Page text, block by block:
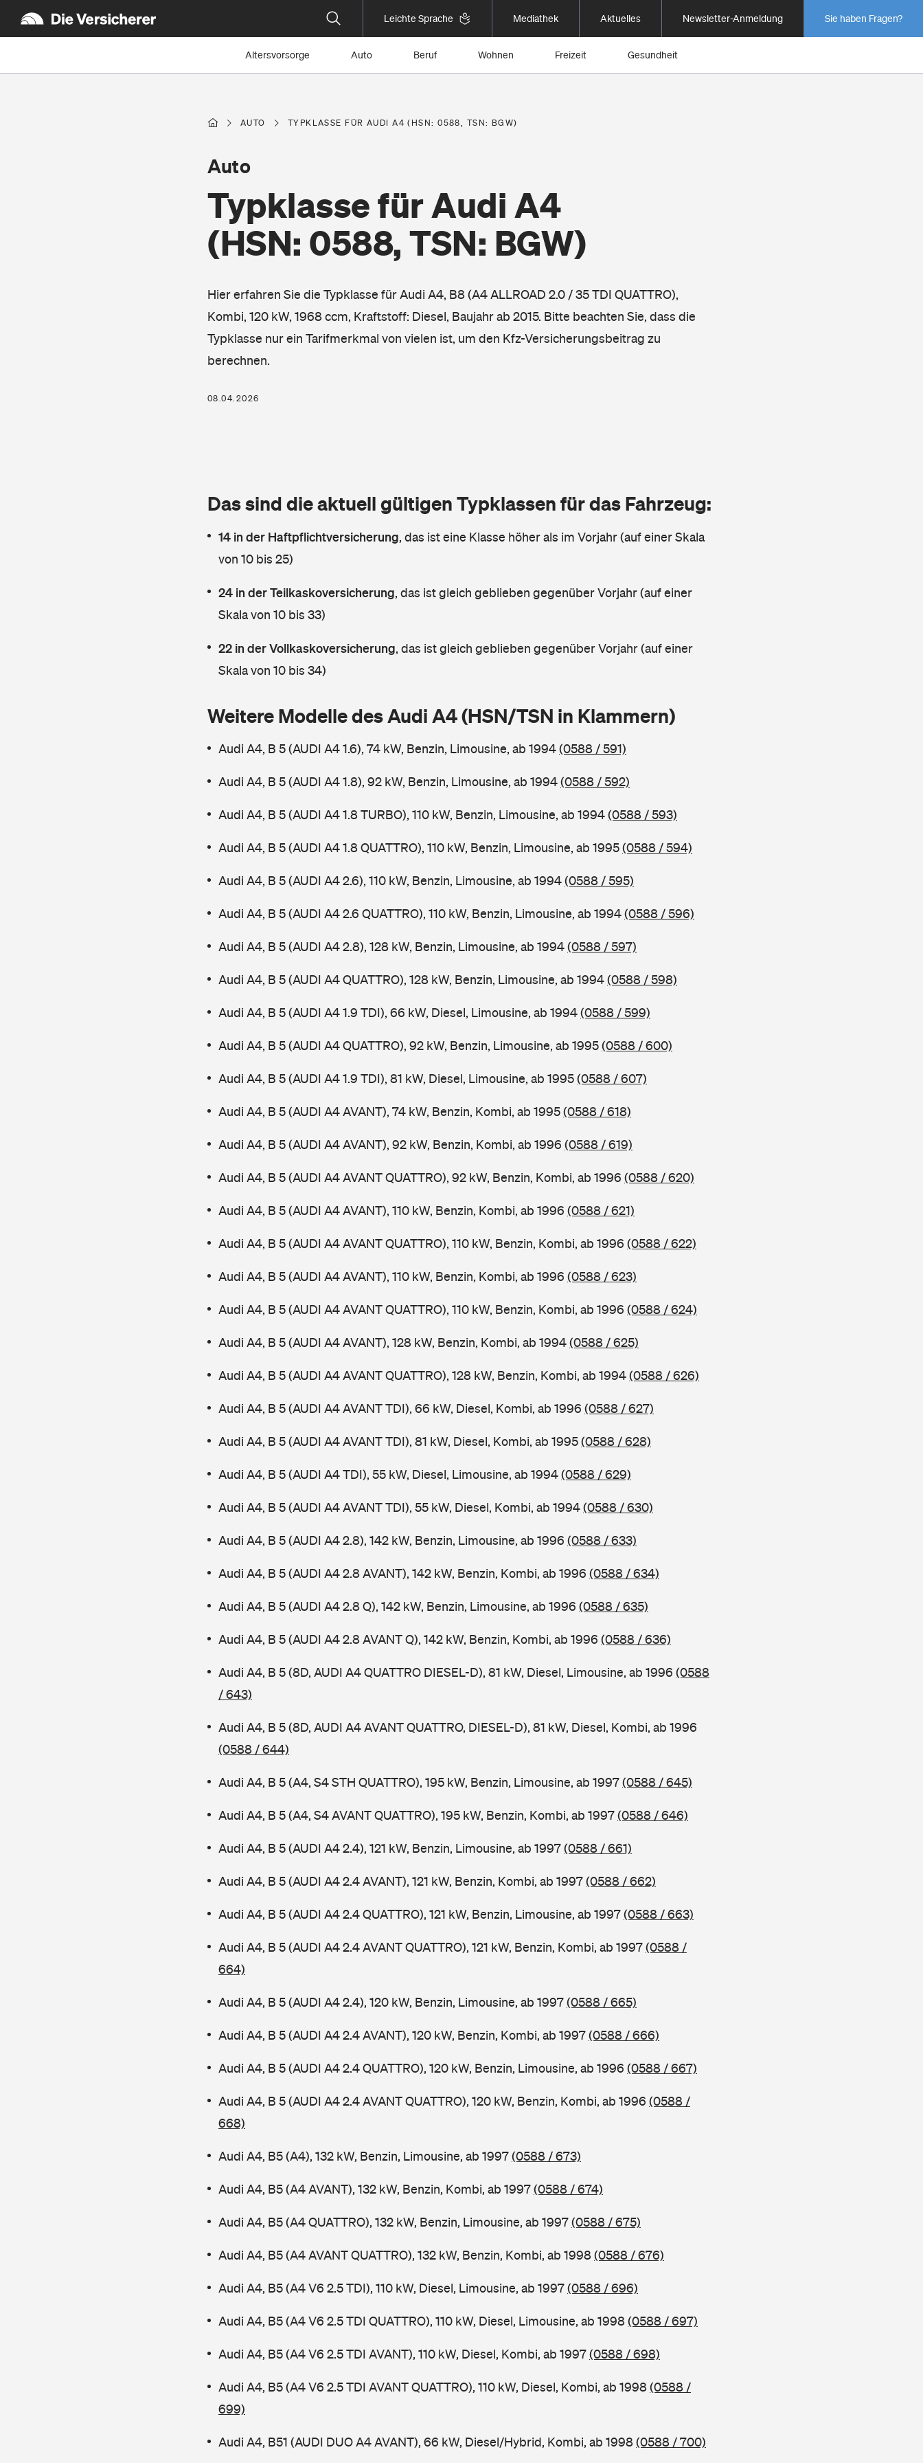
Leichte Sprache Mediathek Aktuelles Newsletter-Anmeldung Sie haben Fragen?
Altersvorsorge Auto Beruf Wohnen Freizeit Gesundheit
AUTO TYPKLASSE FÜR AUDI A4 (HSN: 0588, TSN: BGW)
Typklasse für Audi A4
(HSN: 0588, TSN: BGW)
Auto
Hier erfahren Sie die Typklasse für Audi A4, B8 (A4 ALLROAD 2.0 / 35 TDI QUATTRO),
Kombi, 120 kW, 1968 ccm, Kraftstoff: Diesel, Baujahr ab 2015. Bitte beachten Sie, dass die
Typklasse nur ein Tarifmerkmal von vielen ist, um den Kfz-Versicherungsbeitrag zu
berechnen.
08.04.2026
Das sind die aktuell gültigen Typklassen für das Fahrzeug:
14 in der Haftpflichtversicherung, das ist eine Klasse höher als im Vorjahr (auf einer Skala
von 10 bis 25)
24 in der Teilkaskoversicherung, das ist gleich geblieben gegenüber Vorjahr (auf einer
Skala von 10 bis 33)
22 in der Vollkaskoversicherung, das ist gleich geblieben gegenüber Vorjahr (auf einer
Skala von 10 bis 34)
Weitere Modelle des Audi A4 (HSN/TSN in Klammern)
Audi A4, B 5 (AUDI A4 1.6), 74 kW, Benzin, Limousine, ab 1994(0588 / 591)
Audi A4, B 5 (AUDI A4 1.8), 92 kW, Benzin, Limousine, ab 1994(0588 / 592)
Audi A4, B 5 (AUDI A4 1.8 TURBO), 110 kW, Benzin, Limousine, ab 1994(0588 / 593)
Audi A4, B 5 (AUDI A4 1.8 QUATTRO), 110 kW, Benzin, Limousine, ab 1995(0588 / 594)
Audi A4, B 5 (AUDI A4 2.6), 110 kW, Benzin, Limousine, ab 1994(0588 / 595)
Audi A4, B 5 (AUDI A4 2.6 QUATTRO), 110 kW, Benzin, Limousine, ab 1994(0588 / 596)
Audi A4, B 5 (AUDI A4 2.8), 128 kW, Benzin, Limousine, ab 1994(0588 / 597)
Audi A4, B 5 (AUDI A4 QUATTRO), 128 kW, Benzin, Limousine, ab 1994(0588 / 598)
Audi A4, B 5 (AUDI A4 1.9 TDI), 66 kW, Diesel, Limousine, ab 1994(0588 / 599)
Audi A4, B 5 (AUDI A4 QUATTRO), 92 kW, Benzin, Limousine, ab 1995(0588 / 600)
Audi A4, B 5 (AUDI A4 1.9 TDI), 81 kW, Diesel, Limousine, ab 1995(0588 / 607)
Audi A4, B 5 (AUDI A4 AVANT), 74 kW, Benzin, Kombi, ab 1995(0588 / 618)
Audi A4, B 5 (AUDI A4 AVANT), 92 kW, Benzin, Kombi, ab 1996 (0588 / 619)
Audi A4, B 5 (AUDI A4 AVANT QUATTRO), 92 kW, Benzin, Kombi, ab 1996 (0588 / 620)
Audi A4, B 5 (AUDI A4 AVANT), 110 kW, Benzin, Kombi, ab 1996 (0588 / 621)
Audi A4, B 5 (AUDI A4 AVANT QUATTRO), 110 kW, Benzin, Kombi, ab 1996 (0588 / 622)
Audi A4, B 5 (AUDI A4 AVANT), 110 kW, Benzin, Kombi, ab 1996 (0588 / 623)
Audi A4, B 5 (AUDI A4 AVANT QUATTRO), 110 kW, Benzin, Kombi, ab 1996 (0588 / 624)
Audi A4, B 5 (AUDI A4 AVANT), 128 kW, Benzin, Kombi, ab 1994(0588 / 625)
Audi A4, B 5 (AUDI A4 AVANT QUATTRO), 128 kW, Benzin, Kombi, ab 1994(0588 / 626)
Audi A4, B 5 (AUDI A4 AVANT TDI), 66 kW, Diesel, Kombi, ab 1996 (0588 / 627)
Audi A4, B 5 (AUDI A4 AVANT TDI), 81 kW, Diesel, Kombi, ab 1995(0588 / 628)
Audi A4, B 5 (AUDI A4 TDI), 55 kW, Diesel, Limousine, ab 1994(0588 / 629)
Audi A4, B 5 (AUDI A4 AVANT TDI), 55 kW, Diesel, Kombi, ab 1994(0588 / 630)
Audi A4, B 5 (AUDI A4 2.8), 142 kW, Benzin, Limousine, ab 1996 (0588 / 633)
Audi A4, B 5 (AUDI A4 2.8 AVANT), 142 kW, Benzin, Kombi, ab 1996 (0588 / 634)
Audi A4, B 5 (AUDI A4 2.8 Q), 142 kW, Benzin, Limousine, ab 1996 (0588 / 635)
Audi A4, B 5 (AUDI A4 2.8 AVANT Q), 142 kW, Benzin, Kombi, ab 1996 (0588 / 636)
Audi A4, B 5 (8D, AUDI A4 QUATTRO DIESEL-D), 81 kW, Diesel, Limousine, ab 1996 (0588
/ 643)
Audi A4, B 5 (8D, AUDI A4 AVANT QUATTRO, DIESEL-D), 81 kW, Diesel, Kombi, ab 1996
(0588 / 644)
Audi A4, B 5 (A4, S4 STH QUATTRO), 195 kW, Benzin, Limousine, ab 1997(0588 / 645)
Audi A4, B 5 (A4, S4 AVANT QUATTRO), 195 kW, Benzin, Kombi, ab 1997(0588 / 646)
Audi A4, B 5 (AUDI A4 2.4), 121 kW, Benzin, Limousine, ab 1997(0588 / 661)
Audi A4, B 5 (AUDI A4 2.4 AVANT), 121 kW, Benzin, Kombi, ab 1997(0588 / 662)
Audi A4, B 5 (AUDI A4 2.4 QUATTRO), 121 kW, Benzin, Limousine, ab 1997(0588 / 663)
Audi A4, B 5 (AUDI A4 2.4 AVANT QUATTRO), 121 kW, Benzin, Kombi, ab 1997(0588 /
664)
Audi A4, B 5 (AUDI A4 2.4), 120 kW, Benzin, Limousine, ab 1997(0588 / 665)
Audi A4, B 5 (AUDI A4 2.4 AVANT), 120 kW, Benzin, Kombi, ab 1997(0588 / 666)
Audi A4, B 5 (AUDI A4 2.4 QUATTRO), 120 kW, Benzin, Limousine, ab 1996 (0588 / 667)
Audi A4, B 5 (AUDI A4 2.4 AVANT QUATTRO), 120 kW, Benzin, Kombi, ab 1996 (0588 /
668)
Audi A4, B5 (A4), 132 kW, Benzin, Limousine, ab 1997(0588 / 673)
Audi A4, B5 (A4 AVANT), 132 kW, Benzin, Kombi, ab 1997(0588 / 674)
Audi A4, B5 (A4 QUATTRO), 132 kW, Benzin, Limousine, ab 1997(0588 / 675)
Audi A4, B5 (A4 AVANT QUATTRO), 132 kW, Benzin, Kombi, ab 1998(0588 / 676)
Audi A4, B5 (A4 V6 2.5 TDI), 110 kW, Diesel, Limousine, ab 1997(0588 / 696)
Audi A4, B5 (A4 V6 2.5 TDI QUATTRO), 110 kW, Diesel, Limousine, ab 1998(0588 / 697)
Audi A4, B5 (A4 V6 2.5 TDI AVANT), 110 kW, Diesel, Kombi, ab 1997(0588 / 698)
Audi A4, B5 (A4 V6 2.5 TDI AVANT QUATTRO), 110 kW, Diesel, Kombi, ab 1998(0588 /
699)
Audi A4, B51 (AUDI DUO A4 AVANT), 66 kW, Diesel/Hybrid, Kombi, ab 1998(0588 / 700)